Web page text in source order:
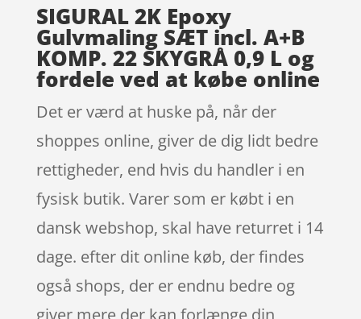
SIGURAL 2K Epoxy
Gulvmaling SÆT incl. A+B
KOMP. 22 SKYGRÅ 0,9 L og
fordele ved at købe online
Det er værd at huske på, når der
shoppes online, giver de dig lidt bedre
rettigheder, end hvis du handler i en
fysisk butik. Varer som er købt i en
dansk webshop, skal have returret i 14
dage. efter dit online køb, der findes
også shops, der er endnu bedre og
giver mere der kan forlænge din